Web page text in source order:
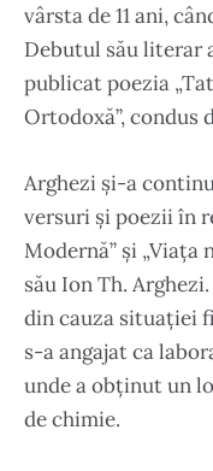
vârsta de 11 ani,
Debutul său literar
publicat poezia
Ortodoxă”, condus
Arghezi și-a
versuri și poezii în
Modernă” și „Viața
său Ion Th.
din cauza situației
s-a angajat ca
unde a obținut un
de chimie.